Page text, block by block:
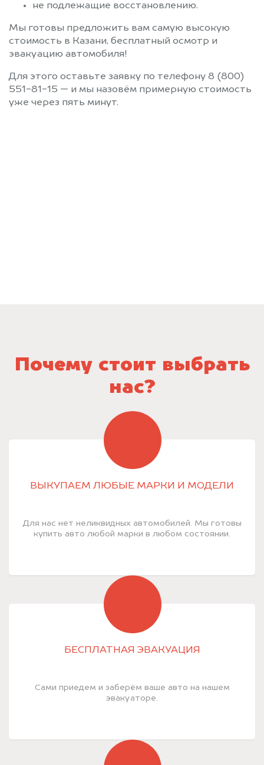
не подлежащие восстановлению.
Мы готовы предложить вам самую высокую
стоимость в Казани, бесплатный осмотр и
эвакуацию автомобиля!
Для этого оставьте заявку по телефону 8 (800)
551-81-15 — и мы назовём примерную стоимость
уже через пять минут.
Почему стоит выбрать
нас?
ВЫКУПАЕМ ЛЮБЫЕ МАРКИ И МОДЕЛИ
Для нас нет неликвидных автомобилей. Мы готовы
купить авто любой марки в любом состоянии.
БЕСПЛАТНАЯ ЭВАКУАЦИЯ
Сами приедем и заберём ваше авто на нашем
эвакуаторе.